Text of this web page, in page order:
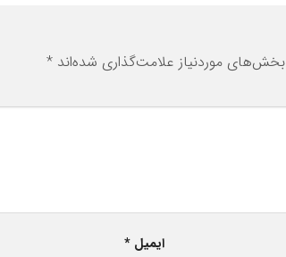
بخش‌های موردنیاز علامت‌گذاری شده‌اند *
ایمیل*